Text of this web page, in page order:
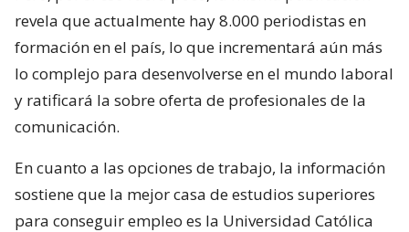
revela que actualmente hay 8.000 periodistas en
formación en el país, lo que incrementará aún más
lo complejo para desenvolverse en el mundo laboral
y ratificará la sobre oferta de profesionales de la
comunicación.
En cuanto a las opciones de trabajo, la información
sostiene que la mejor casa de estudios superiores
para conseguir empleo es la Universidad Católica